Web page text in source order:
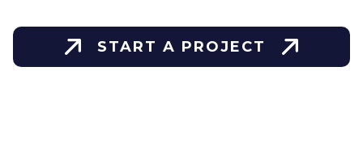
START A PROJECT